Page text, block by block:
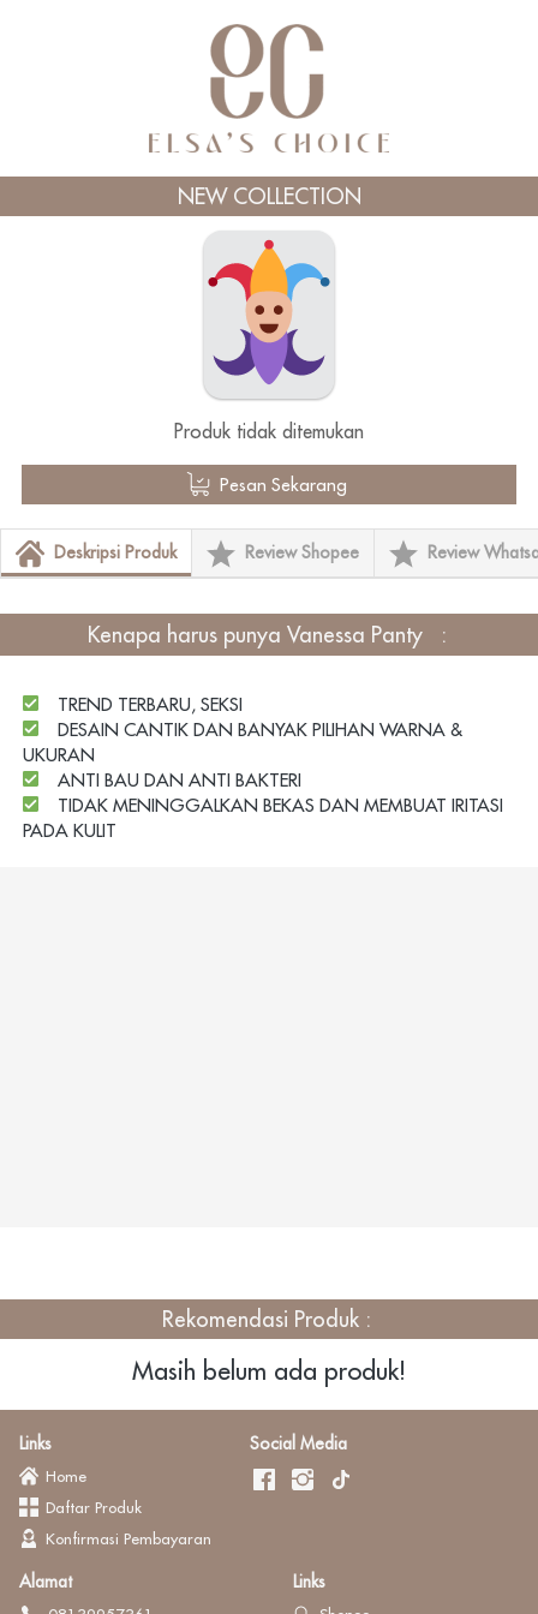
NEW COLLECTION
Produk tidak ditemukan
` Pesan Sekarang
Deskripsi Produk Review Shopee Review
Kenapa harus punya Vanessa Panty :
TREND TERBARU, SEKSI
DESAIN CANTIK DAN BANYAK PILIHAN WARNA &
UKURAN
ANTI BAU DAN ANTI BAKTERI
TIDAK MENINGGALKAN BEKAS DAN MEMBUAT IRITASI
PADA KULIT
Rekomendasi Produk :
Masih belum ada produk!
Links
Home
Daftar Produk
Konfirmasi Pembayaran
Social Media
Alamat Links